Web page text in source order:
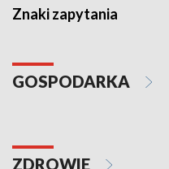
Znaki zapytania
GOSPODARKA
ZDROWIE